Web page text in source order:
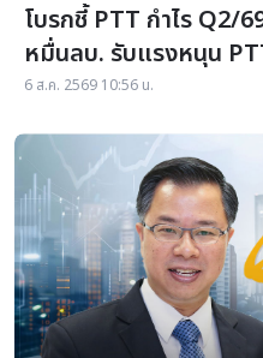
โบรกชี้ PTT กำไร Q2/
หมื่นลบ. รับแรงหนุน
6 ส.ค. 2569 10:56 น.